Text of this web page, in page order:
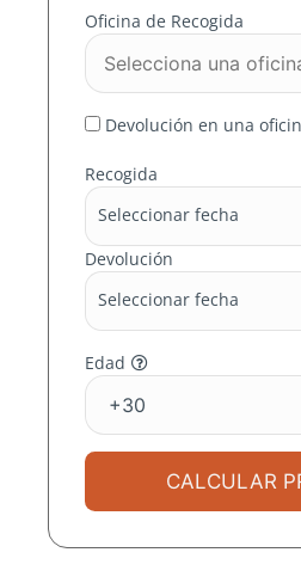
En MOMO
nos
buscar el
en miles de
para ti
Oficina de Recogida
Devolución en una
Recogida
Seleccionar fecha
Devolución
Seleccionar fecha
Edad
CALCULAR